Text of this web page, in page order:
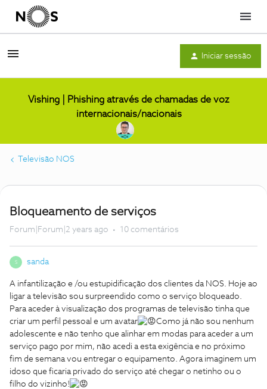
Menu
Iniciar sessão
Vishing | Phishing através de chamadas de voz
internacionais/nacionais
Televisão NOS
Bloqueamento de serviços
Forum|Forum|2 years ago 10 comentários
S sanda
A infantilização e /ou estupidificação dos clientes da NOS. Hoje ao
ligar a televisão sou surpreendido como o serviço bloqueado.
Para aceder à visualização dos programas de televisão tinha que
criar um perfil pessoal e um avatar
Como já não sou nenhum
adolescente e não tenho que alinhar em modas para aceder a um
serviço pago por mim, não acedi a esta exigência e no próximo
fim de semana vou entregar o equipamento. Agora imaginem um
idoso que ficaria privado do serviço até chegar o netinho ou o
filho do vizinho!